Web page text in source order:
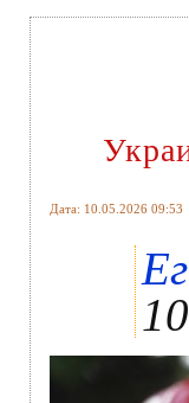
Дата: 10.05.2026 09:53